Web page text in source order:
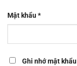
Mật khẩu*Bắt
buộc
Ghi nhớ mật khẩu